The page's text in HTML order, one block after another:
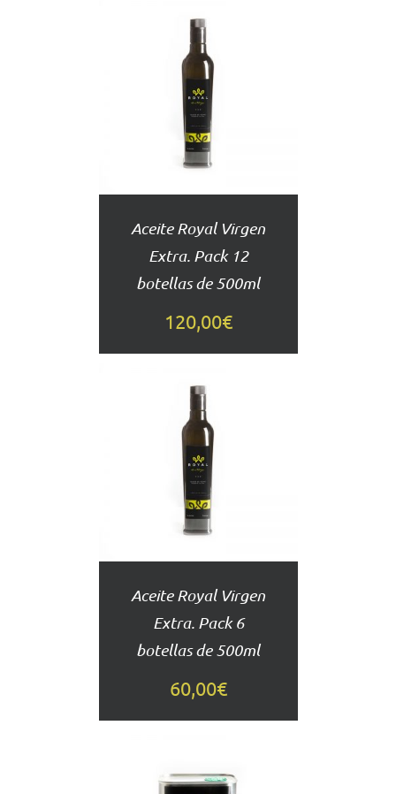
AÑADIR
AL
CARRITO
DETALLES
Aceite Royal Virgen
Extra. Pack 12
botellas de 500ml
120,00€
AÑADIR
AL
CARRITO
DETALLES
Aceite Royal Virgen
Extra. Pack 6
botellas de 500ml
60,00€
AÑADIR